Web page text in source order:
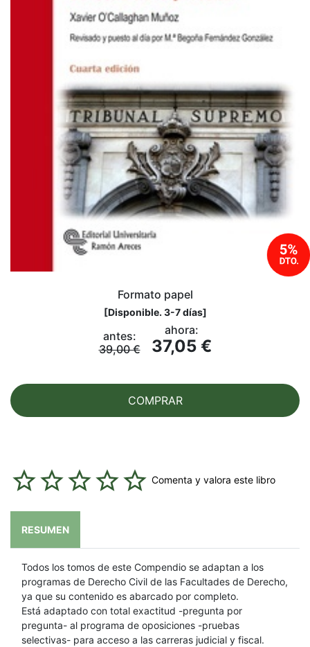
Formato papel
[Disponible. 3-7 días]
antes:
39,00 €
ahora:
37,05 €
COMPRAR
Comenta y valora este libro
RESUMEN
Todos los tomos de este Compendio se adaptan a los
programas de Derecho Civil de las Facultades de Derecho,
ya que su contenido es abarcado por completo.
Está adaptado con total exactitud -pregunta por
pregunta- al programa de oposiciones -pruebas
selectivas- para acceso a las carreras judicial y fiscal.